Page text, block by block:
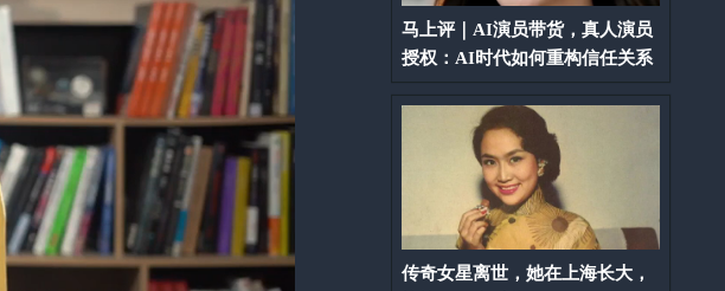
马上评｜AI演员带货，真人演员
授权：AI时代如何重构信任关系
传奇女星离世，她在上海长大，